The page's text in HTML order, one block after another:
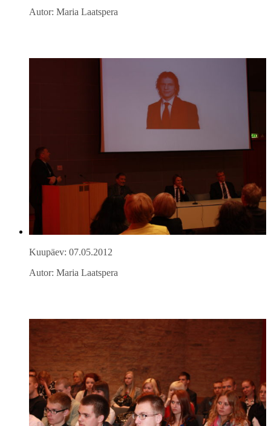
Autor: Maria Laatspera
Kuupäev: 07.05.2012
Autor: Maria Laatspera